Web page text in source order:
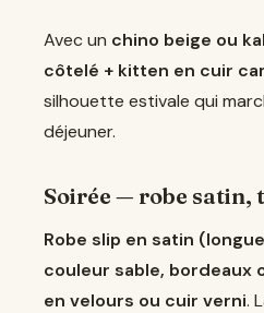
Avec un chino beige ou
côtelé + kitten en cuir
silhouette estivale qui
déjeuner.
Soirée — robe
Robe slip en satin
couleur sable, bordeaux
en velours ou cuir verni.